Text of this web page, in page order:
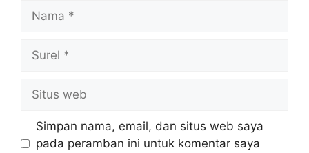
Nama
Surel
Situs
web
Simpan nama, email, dan situs web saya
pada peramban ini untuk komentar saya